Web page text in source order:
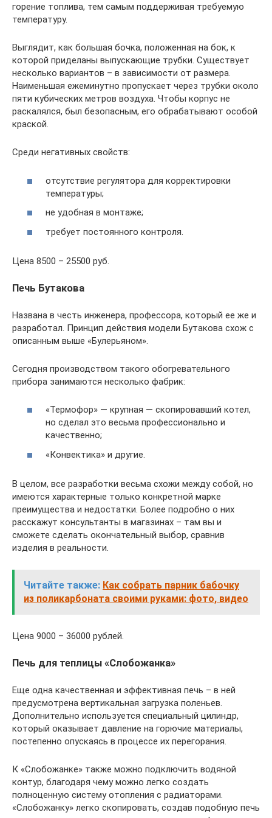
горение топлива, тем самым поддерживая требуемую
температуру.
Выглядит, как большая бочка, положенная на бок, к
которой приделаны выпускающие трубки. Существует
несколько вариантов – в зависимости от размера.
Наименьшая ежеминутно пропускает через трубки около
пяти кубических метров воздуха. Чтобы корпус не
раскалялся, был безопасным, его обрабатывают особой
краской.
Среди негативных свойств:
отсутствие регулятора для корректировки
температуры;
не удобная в монтаже;
требует постоянного контроля.
Цена 8500 – 25500 руб.
Печь Бутакова
Названа в честь инженера, профессора, который ее же и
разработал. Принцип действия модели Бутакова схож с
описанным выше «Булерьяном».
Сегодня производством такого обогревательного
прибора занимаются несколько фабрик:
«Термофор» — крупная — скопировавший котел,
но сделал это весьма профессионально и
качественно;
«Конвектика» и другие.
В целом, все разработки весьма схожи между собой, но
имеются характерные только конкретной марке
преимущества и недостатки. Более подробно о них
расскажут консультанты в магазинах – там вы и
сможете сделать окончательный выбор, сравнив
изделия в реальности.
Читайте также: Как собрать парник бабочку
из поликарбоната своими руками: фото, видео
Цена 9000 – 36000 рублей.
Печь для теплицы «Слобожанка»
Еще одна качественная и эффективная печь – в ней
предусмотрена вертикальная загрузка поленьев.
Дополнительно используется специальный цилиндр,
который оказывает давление на горючие материалы,
постепенно опускаясь в процессе их перегорания.
К «Слобожанке» также можно подключить водяной
контур, благодаря чему можно легко создать
полноценную систему отопления с радиаторами.
«Слобожанку» легко скопировать, создав подобную печь